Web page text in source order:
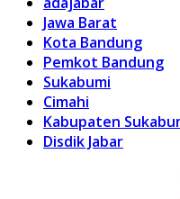
Jawa Barat
Kota Bandung
Pemkot Bandung
Sukabumi
Cimahi
Kabupaten
Disdik Jabar